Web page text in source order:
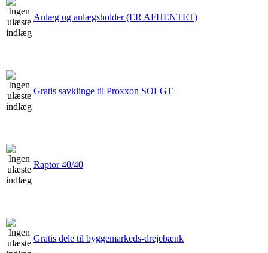
Anlæg og anlægsholder (ER AFHENTET)
Gratis savklinge til Proxxon SOLGT
Raptor 40/40
Gratis dele til byggemarkeds-drejebænk